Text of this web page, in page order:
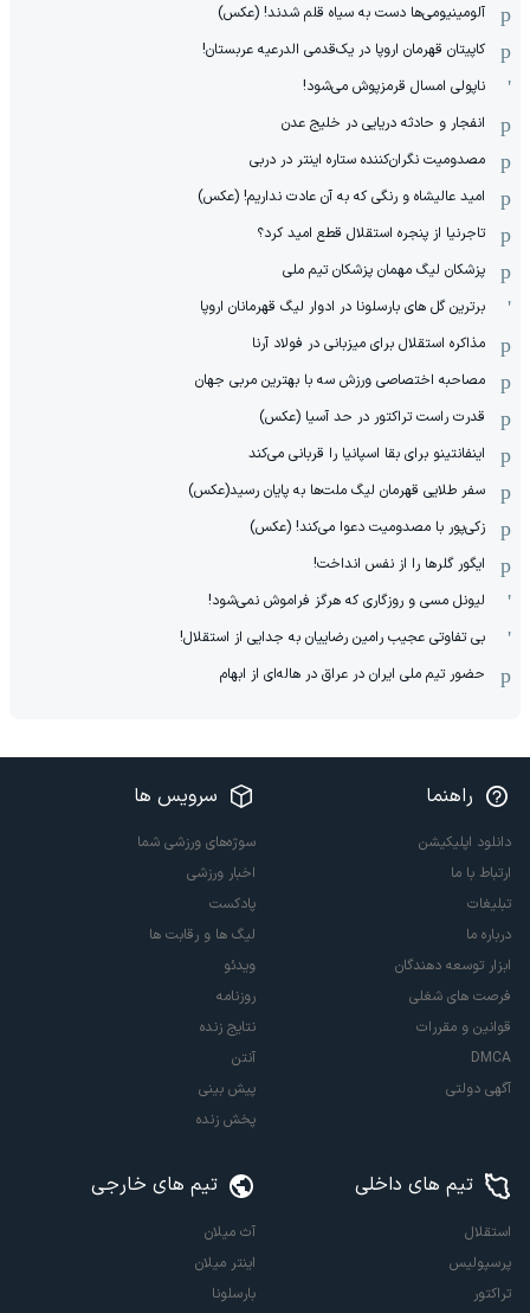
آلومینیومی‌ها دست به سیاه قلم شدند! (عکس)
کاپیتان قهرمان اروپا در یک‌قدمی الدرعیه عربستان!
ناپولی امسال قرمزپوش می‌شود!
انفجار و حادثه دریایی در خلیج عدن
مصدومیت نگران‌کننده ستاره اینتر در دربی
امید عالیشاه و رنگی که به آن عادت نداریم! (عکس)
تاجرنیا از پنجره استقلال قطع امید کرد؟
پزشکان لیگ مهمان پزشکان تیم ملی
برترین گل های بارسلونا در ادوار لیگ قهرمانان اروپا
مذاکره استقلال برای میزبانی در فولاد آرنا
مصاحبه اختصاصی ورزش سه با بهترین مربی جهان
قدرت راست تراکتور در حد آسیا (عکس)
اینفانتینو برای بقا اسپانیا را قربانی می‌کند
سفر طلایی قهرمان لیگ ملت‌ها به پایان رسید(عکس)
زکی‌پور با مصدومیت دعوا می‌کند! (عکس)
ایگور گلرها را از نفس انداخت!
لیونل مسی و روزگاری که هرگز فراموش نمی‌شود!
بی تفاوتی عجیب رامین رضاییان به جدایی از استقلال!
حضور تیم ملی ایران در عراق در هاله‌ای از ابهام
راهنما
دانلود اپلیکیشن
ارتباط با ما
تبلیغات
درباره ما
ابزار توسعه دهندگان
فرصت های شغلی
قوانین و مقررات
DMCA
آگهی دولتی
سرویس ها
سوژه‌های ورزشی شما
اخبار ورزشی
پادکست
لیگ ها و رقابت ها
ویدئو
روزنامه
نتایج زنده
آنتن
پیش بینی
پخش زنده
تیم های داخلی
استقلال
پرسپولیس
تراکتور
تیم های خارجی
آث میلان
اینتر میلان
بارسلونا